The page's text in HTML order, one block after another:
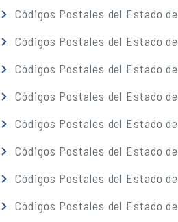
Códigos Postales del Estado
Códigos Postales del Estado
Códigos Postales del Estado
Códigos Postales del Estado
Códigos Postales del Estado
Códigos Postales del Estado
Códigos Postales del Estado
Códigos Postales del Estado